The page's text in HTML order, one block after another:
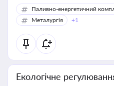
Паливно-енергетичний
Металургія
+1
Екологічне